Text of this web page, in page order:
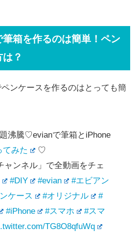
箱を作るのは簡単！ペン
？
ンケースを作るのはとっても簡
沸騰♡evianで筆箱とiPhone
てみた
♡
ャンネル」で全動画をチェ
#DIY #evian
#エビアン
ケース #オリジナル
#
#iPhone #スマホ
#スマ
TG8O8qfuWq